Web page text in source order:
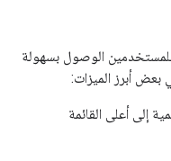
الوصول بسهولة
بعض أبرز الميزات:
إلى أعلى القائمة